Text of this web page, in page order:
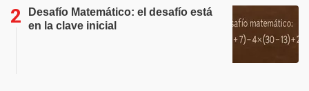
Desafío Matemático: el desafío está
en la clave inicial